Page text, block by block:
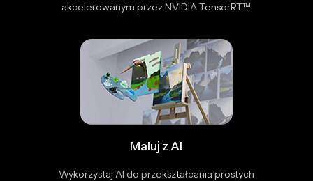
akcelerowanym przez NVIDIA TensorRT™.
Maluj z AI
Wykorzystaj AI do przekształcania prostych